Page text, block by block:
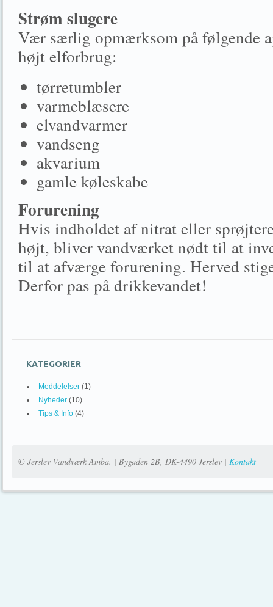
Strøm slugere
Vær særlig opmærksom på følgende
højt elforbrug:
tørretumbler
varmeblæsere
elvandvarmer
vandseng
akvarium
gamle køleskabe
Forurening
Hvis indholdet af nitrat eller
højt, bliver vandværket nødt til at
til at afværge forurening. Herved
Derfor pas på drikkevandet!
KATEGORIER
Meddelelser(1)
Nyheder(10)
Tips & Info(4)
© Jerslev Vandværk Amba. | Bygaden 2B, DK-4490 Jerslev | Kontakt